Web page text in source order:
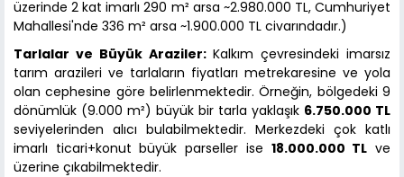
üzerinde 2 kat imarlı 290 m² arsa ~2.980.000 TL, Cumhuriyet
Mahallesi'nde 336 m² arsa ~1.900.000 TL civarındadır.)
Tarlalar ve Büyük Araziler:Kalkım çevresindeki imarsız
tarım arazileri ve tarlaların fiyatları metrekaresine ve yola
olan cephesine göre belirlenmektedir. Örneğin, bölgedeki 9
dönümlük (9.000 m²) büyük bir tarla yaklaşık 6.750.000 TL
seviyelerinden alıcı bulabilmektedir. Merkezdeki çok katlı
imarlı ticari+konut büyük parseller ise 18.000.000 TL ve
üzerine çıkabilmektedir.